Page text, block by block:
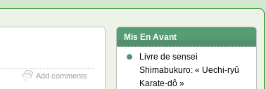
Add comments
Mis En Avant
Livre de sensei
Shimabukuro: « Uechi-ryû
Karate-dô »